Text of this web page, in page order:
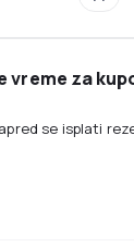
vreme za
se isplati